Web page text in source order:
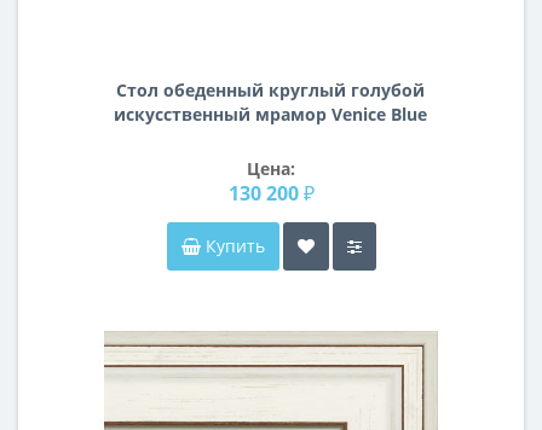
Стол обеденный круглый голубой
искусственный мрамор Venice Blue
Цена:
130 200 ₽
Купить